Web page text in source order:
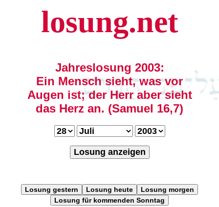
losung.net
Jahreslosung 2003:
Ein Mensch sieht, was vor
Augen ist; der Herr aber sieht
das Herz an. (Samuel 16,7)
Losung anzeigen
Losung gestern Losung heute
Losung morgen
Losung für kommenden Sonntag